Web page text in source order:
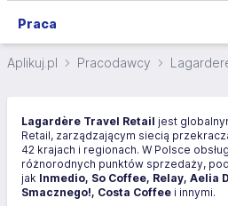
Praca
Aplikuj.pl Pracodawcy
Lagardère Travel Retail jest
Retail, zarządzającym siecią
42 krajach i regionach. W Polsce
różnorodnych punktów sprzedaży,
jak Inmedio, So Coffee, Relay, Aelia
Smacznego!, Costa Coffee i innymi.